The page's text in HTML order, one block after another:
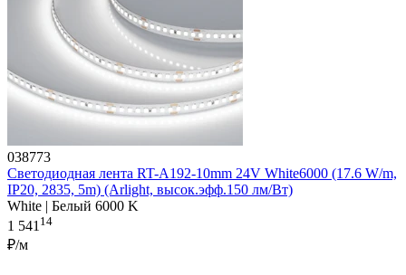
038773
Светодиодная лента RT-A192-10mm 24V White6000 (17.6 W/m,
IP20, 2835, 5m) (Arlight, высок.эфф.150 лм/Вт)
White | Белый 6000 K
1 541 14
₽/м